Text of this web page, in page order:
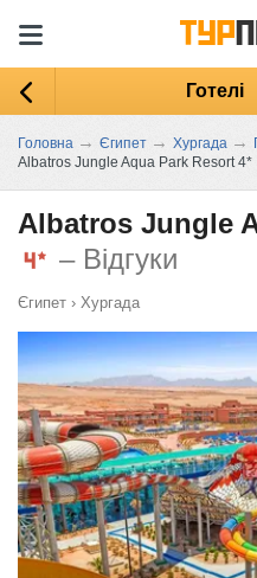
Готелі
Головна → Єгипет → Хургада →
Albatros Jungle Aqua Park Resort 4*
Albatros Jungle
– Відгуки
Єгипет › Хургада